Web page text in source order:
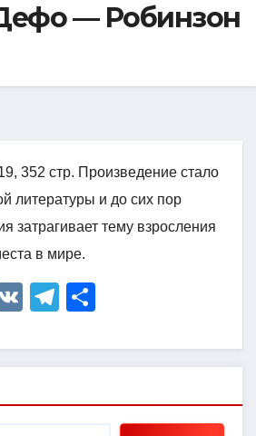
— Робинзон
352 стр. Произведение стало
литературы и до сих пор
затрагивает тему взросления
в мире.
V
T
e
a
р
в